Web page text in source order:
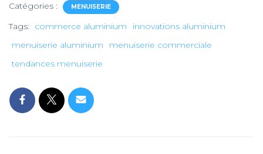
Catégories : MENUISERIE
Tags: commerce aluminium
innovations aluminium
menuiserie aluminium
menuiserie commerciale
tendances menuiserie